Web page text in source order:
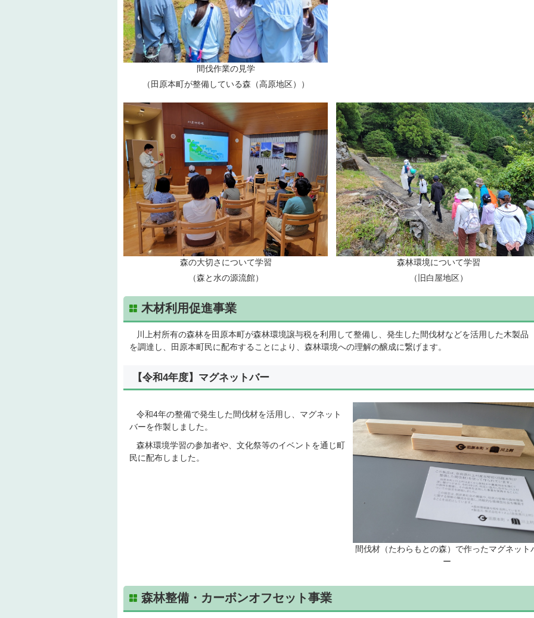
間伐作業の見学
（田原本町が整備している森（高原地区））
森の大切さについて学習
（森と水の源流館）
森林環境について学習
（旧白屋地区）
木材利用促進事業
川上村所有の森林を田原本町が森林環境譲与税を利用して整備し、発生した間伐材などを活用した木製品
を調達し、田原本町民に配布することにより、森林環境への理解の醸成に繋げます。
【令和4年度】マグネットバー
間伐材（たわらもとの森）で作ったマグネット
ー
令和4年の整備で発生した間伐材を活用し、マグネット
バーを作製しました。
森林環境学習の参加者や、文化祭等のイベントを通じ町
民に配布しました。
森林整備・カーボンオフセット事業